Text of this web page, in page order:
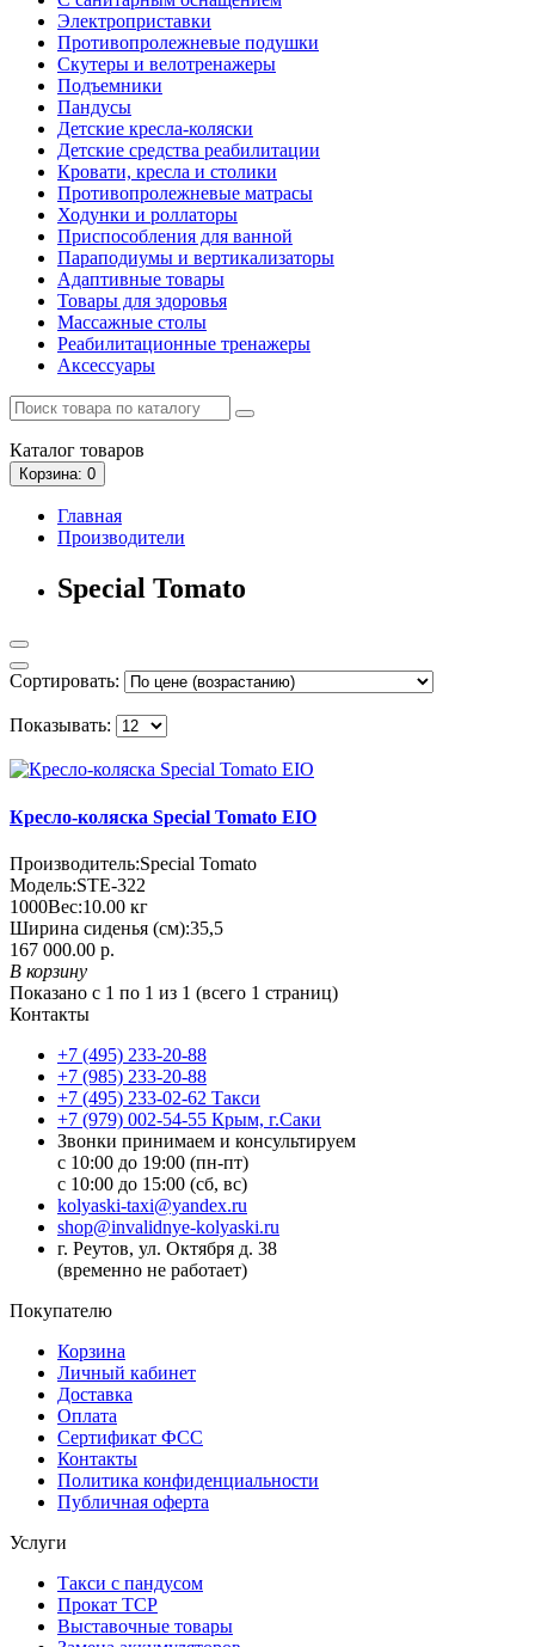
Электроприставки
Противопролежневые подушки
Скутеры и велотренажеры
Подъемники
Пандусы
Детские кресла-коляски
Детские средства реабилитации
Кровати, кресла и столики
Противопролежневые матрасы
Ходунки и роллаторы
Приспособления для ванной
Параподиумы и вертикализаторы
Адаптивные товары
Товары для здоровья
Массажные столы
Реабилитационные тренажеры
Аксессуары
Каталог товаров
Корзина: 0
Главная
Производители
Special Tomato
Сортировать:
Показывать:
Кресло-коляска Special Tomato EIO
Производитель:Special Tomato
Модель:STE-322
1000Вес:10.00 кг
Ширина сиденья (см):35,5
167 000.00 р.
В корзину
Показано с 1 по 1 из 1 (всего 1 страниц)
Контакты
+7 (495) 233-20-88
+7 (985) 233-20-88
+7 (495) 233-02-62 Такси
+7 (979) 002-54-55 Крым, г.Саки
Звонки принимаем и консультируем
с 10:00 до 19:00 (пн-пт)
с 10:00 до 15:00 (сб, вс)
kolyaski-taxi@yandex.ru
shop@invalidnye-kolyaski.ru
г. Реутов, ул. Октября д. 38
(временно не работает)
Покупателю
Корзина
Личный кабинет
Доставка
Оплата
Сертификат ФСС
Контакты
Политика конфиденциальности
Публичная оферта
Услуги
Такси с пандусом
Прокат ТСР
Выставочные товары